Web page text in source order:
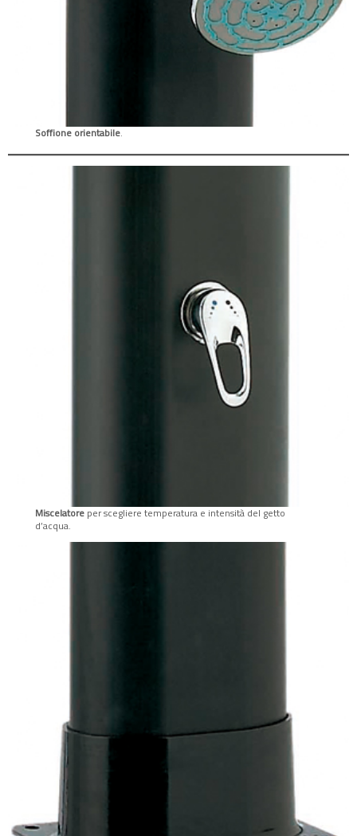
Soffione orientabile.
Miscelatore per scegliere temperatura e intensità del getto
d’acqua.